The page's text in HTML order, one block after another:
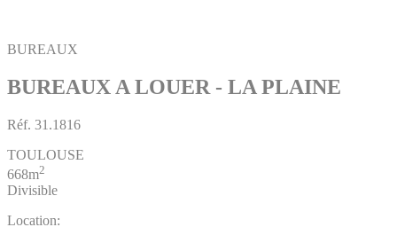
BUREAUX
BUREAUX A LOUER - LA PLAINE
Réf. 31.1816
TOULOUSE
668m2
Divisible
Location: